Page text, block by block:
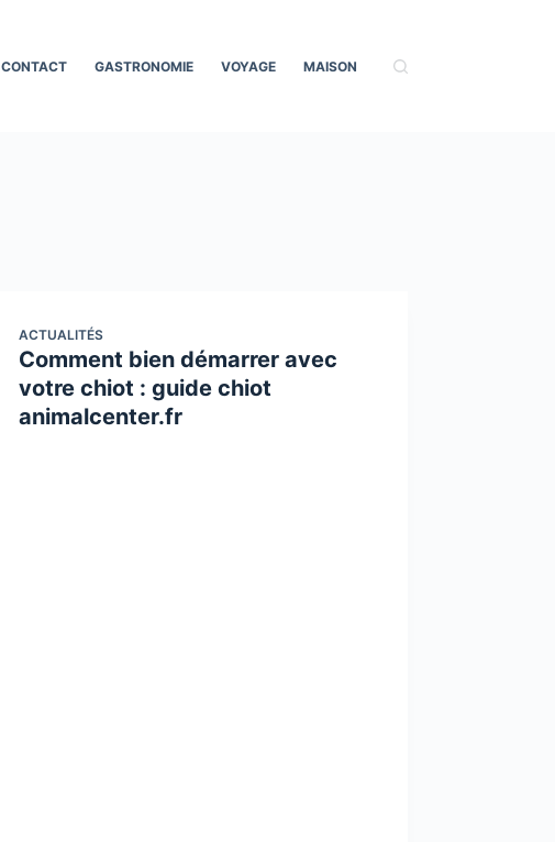
CONTACT GASTRONOMIE VOYAGE MAISON
ACTUALITÉS
Comment bien démarrer avec
votre chiot : guide chiot
animalcenter.fr